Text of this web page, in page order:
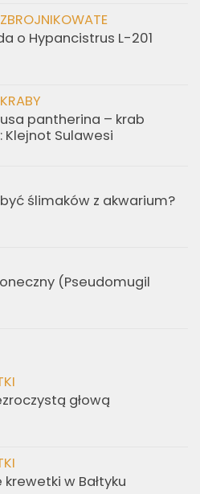
ZBROJNIKOWATE
o Hypancistrus L-201
KRABY
pantherina – krab
Sulawesi
ślimaków z akwarium?
(Pseudomugil
głową
krewetki w Bałtyku